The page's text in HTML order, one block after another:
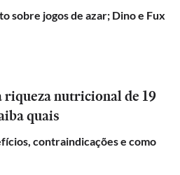
sobre jogos de azar; Dino e Fux
riqueza nutricional de 19
quais
contraindicações e como